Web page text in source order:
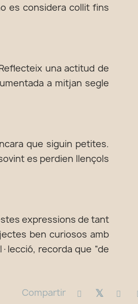
es considera collit fins
una actitud de
a mitjan segle
que siguin petites.
es perdien llençols
expressions de tant
ben curiosos amb
recorda que “de
Compartir